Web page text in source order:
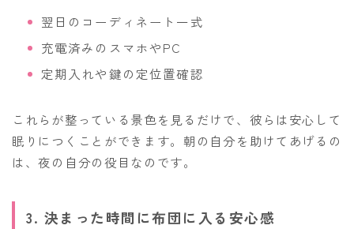
翌日のコーディネート一式
充電済みのスマホやPC
定期入れや鍵の定位置確認
これらが整っている景色を見るだけで、彼らは安心して
眠りにつくことができます。朝の自分を助けてあげるの
は、夜の自分の役目なのです。
3. 決まった時間に布団に入る安心感